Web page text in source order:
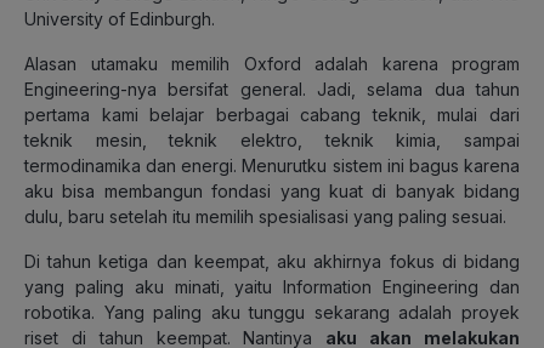
University of Edinburgh.
Alasan utamaku memilih Oxford adalah karena program
Engineering-nya bersifat general. Jadi, selama dua tahun
pertama kami belajar berbagai cabang teknik, mulai dari
teknik mesin, teknik elektro, teknik kimia, sampai
termodinamika dan energi. Menurutku sistem ini bagus karena
aku bisa membangun fondasi yang kuat di banyak bidang
dulu, baru setelah itu memilih spesialisasi yang paling sesuai.
Di tahun ketiga dan keempat, aku akhirnya fokus di bidang
yang paling aku minati, yaitu Information Engineering dan
robotika. Yang paling aku tunggu sekarang adalah proyek
riset di tahun keempat. Nantinya aku akan melakukan